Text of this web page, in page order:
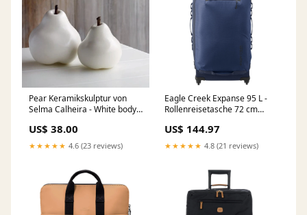
Pear Keramikskulptur von
Selma Calheira - White body
US$ 38.00
★★★★★ 4.6 (23 reviews)
Eagle Creek Expanse 95 L -
Rollenreisetasche 72 cm
US$ 144.97
★★★★★ 4.8 (21 reviews)